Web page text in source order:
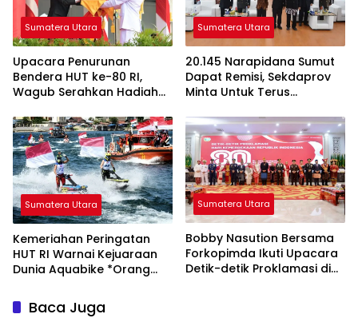
Sumatera Utara
Upacara Penurunan
Bendera HUT ke-80 RI,
Wagub Serahkan Hadiah
Terbaik
Sumatera Utara
20.145 Narapidana Sumut
Dapat Remisi, Sekdaprov
Minta Untuk Terus
Sumatera Utara
Kemeriahan Peringatan
HUT RI Warnai Kejuaraan
Dunia Aquabike *Orang
Dunia Pimpin Parade Lap
Merah Putih
Sumatera Utara
Bobby Nasution Bersama
Forkopimda Ikuti Upacara
Detik-detik Proklamasi di
Baca Juga